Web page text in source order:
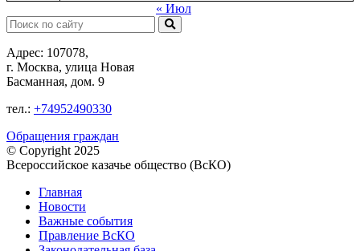
« Июл
Поиск:
Адрес: 107078,
г. Москва, улица Новая
Басманная, дом. 9
тел.: +74952490330
Обращения граждан
© Copyright 2025
Всероссийское казачье общество (ВсКО)
Главная
Новости
Важные события
Правление ВсКО